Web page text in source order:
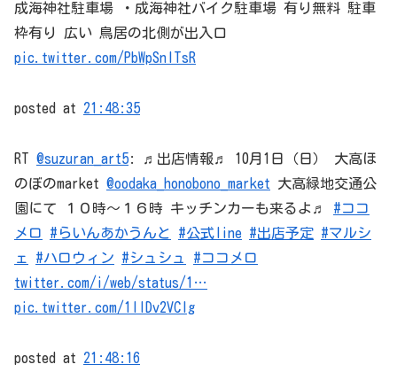
成海神社駐車場 ・成海神社バイク駐車場 有り無料 駐車
枠有り 広い 鳥居の北側が出入口
pic.twitter.com/PbWpSnlTsR
posted at 21:48:35
RT @suzuran_art5: ♬出店情報♬ 10月1日（日） 大高ほ
のぼのmarket @oodaka_honobono_market 大高緑地交通公
園にて １０時〜１６時 キッチンカーも来るよ♬ #ココ
メロ
#らいんあかうんと #公式line #出店予定 #マルシ
ェ
#ハロウィン #シュシュ
#ココメロ
twitter.com/i/web/status/1…
pic.twitter.com/1llDv2VCIg
posted at 21:48:16